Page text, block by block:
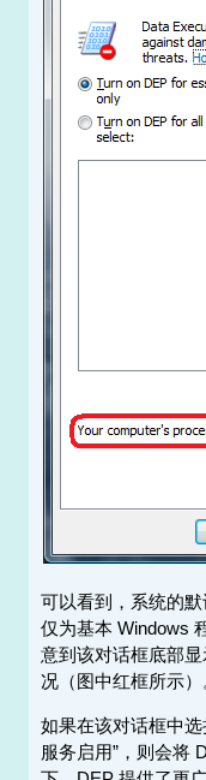
可以看到，系统的
仅为基本 Windows
意到该对话框底部
况（图中红框所示）
如果在该对话框中
服务启用”，则会将